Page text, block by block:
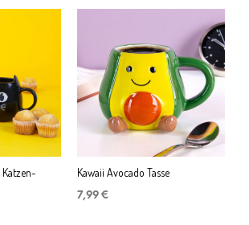
war:
ist:
Kawaii Avocado Tasse
7,99 €